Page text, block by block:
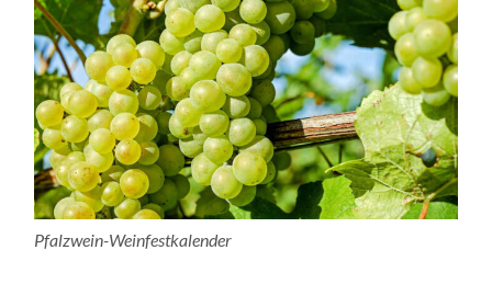
Pfalzwein-Weinfestkalender